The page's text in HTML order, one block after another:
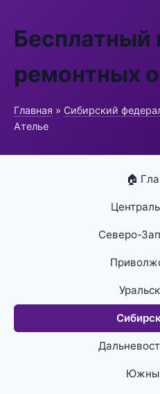
Бесплатный
ремонтных
Главная » Сибирский
Ателье
🏠
Северо-